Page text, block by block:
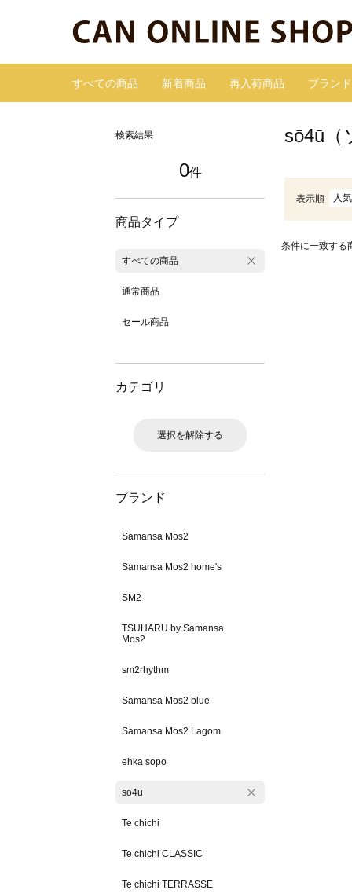
すべての商品 新着商品 再入荷商品 ブランド
検索結果
0件
商品タイプ
すべての商品
通常商品
セール商品
カテゴリ
選択を解除する
ブランド
Samansa Mos2
Samansa Mos2 home's
SM2
TSUHARU by Samansa
Mos2
sm2rhythm
Samansa Mos2 blue
Samansa Mos2 Lagom
ehka sopo
sō4ū
Te chichi
Te chichi CLASSIC
Te chichi TERRASSE
sō4ū（
表示順 人
条件に一致する